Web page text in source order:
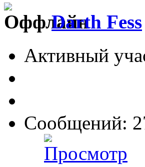
Darth Fess
Активный
Сообщений: